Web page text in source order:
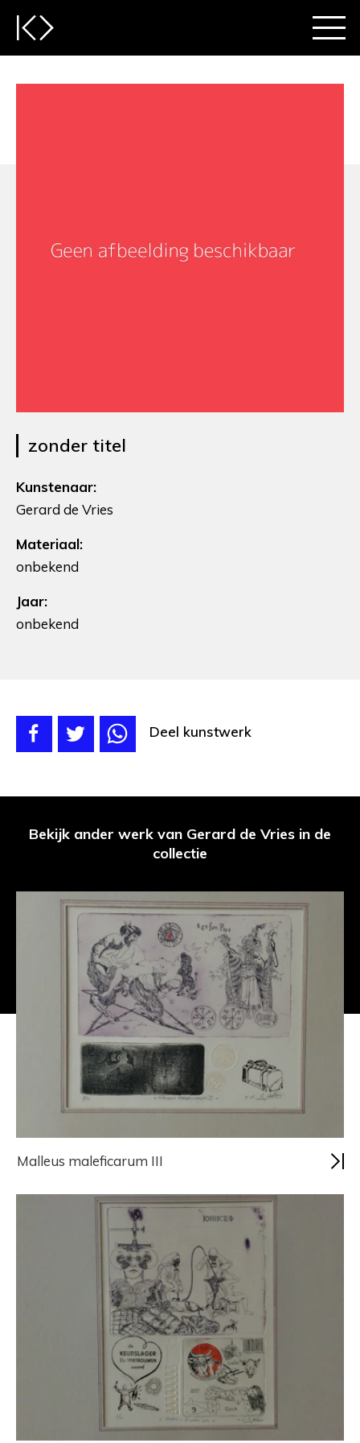
zonder titel
Kunstenaar:
Gerard de Vries
Materiaal:
onbekend
Jaar:
onbekend
Deel kunstwerk
Bekijk ander werk van Gerard de Vries in de
collectie
Malleus maleficarum III